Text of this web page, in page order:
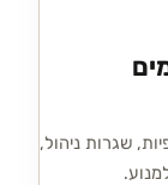
ל־90 הימים
ציפיות, שגרות ניהול,